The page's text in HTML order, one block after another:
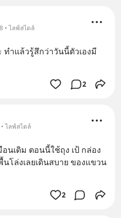
• ไลฟ์สไตล์
ำแล้วรู้สึกว่าวันนี้ตัวเองมี
2
ไลฟ์สไตล์
นเดิม​ ตอนนี้ใช้ถุง​ เป้​ กล่อง
โล่งเลยเดินสบาย​ ของแขวน
2